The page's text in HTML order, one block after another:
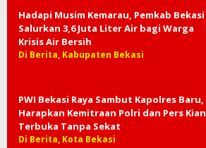
Hadapi Musim Kemarau, Pemkab Bekasi
Salurkan 3,6 Juta Liter Air bagi Warga
Krisis Air Bersih
Di Berita, Kabupaten Bekasi
PWI Bekasi Raya Sambut Kapolres Baru,
Harapkan Kemitraan Polri dan Pers Kian
Terbuka Tanpa Sekat
Di Berita, Kota Bekasi